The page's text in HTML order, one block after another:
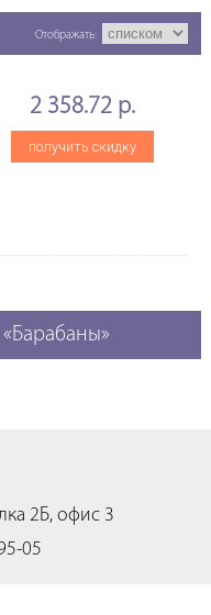
Отображать:
2 358.72 р.
получить скидку
2Б, офис 3
05